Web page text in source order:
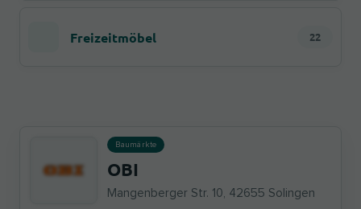
Freizeitmöbel 22
Baumärkte
OBI
Mangenberger Str. 10, 42655 Solingen